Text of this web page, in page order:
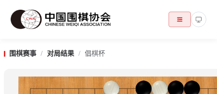
围棋赛事 / 对局结果 / 倡棋杯